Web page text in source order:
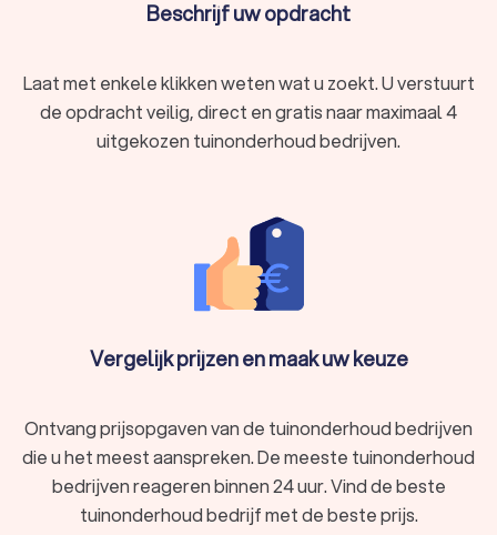
Beschrijf uw opdracht
Laat met enkele klikken weten wat u zoekt. U verstuurt
de opdracht veilig, direct en gratis naar maximaal 4
uitgekozen tuinonderhoud bedrijven.
Vergelijk prijzen en maak uw keuze
Ontvang prijsopgaven van de tuinonderhoud bedrijven
die u het meest aanspreken. De meeste tuinonderhoud
bedrijven reageren binnen 24 uur. Vind de beste
tuinonderhoud bedrijf met de beste prijs.